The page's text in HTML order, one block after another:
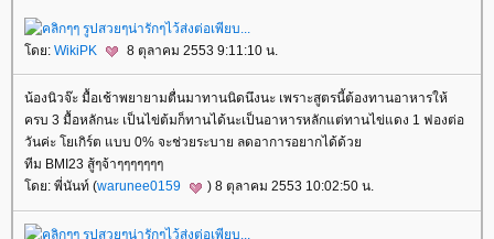
ดย: WikiPK 8 ตุลาคม 2553 9:11:10 น.
น้องนิวจ๊ะ มื้อเช้าพยายามตื่นมาทานนิดนึงนะ เพราะสูตรนี้ต้องทานอาหารให้
ครบ 3 มื้อหลักนะ เป็นไข่ต้มก็ทานได้นะเป็นอาหารหลักแต่ทานไข่แดง 1 ฟองต่อ
วันค่ะ โยเกิร์ต แบบ 0% จะช่วยระบาย ลดอาการอยากได้ด้ว
ทีม BMI23 สู้ๆจ้าๆๆๆๆๆๆๆ
ดย: พี่นันท์ (warunee0159 ) 8 ตุลาคม 2553 10:02:50 น.